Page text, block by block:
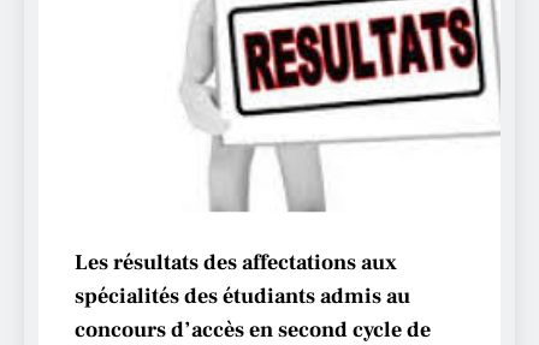
Les résultats des affectations aux
spécialités des étudiants admis au
concours d’accès en second cycle de